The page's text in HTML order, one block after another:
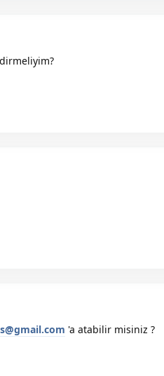
'a atabilir misiniz ?